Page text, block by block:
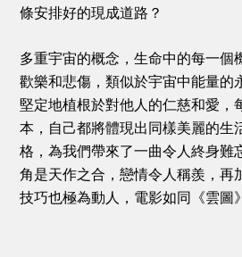
條安排好的現成道路？
多重宇宙的概念，生命中的每一個
歡樂和悲傷，類似於宇宙中能量的
堅定地植根於對他人的仁慈和愛，
本，自己都將體現出同樣美麗的生
格，為我們帶來了一曲令人終身難
角是天作之合，戀情令人稱羨，再
技巧也極為動人，電影如同《雲圖